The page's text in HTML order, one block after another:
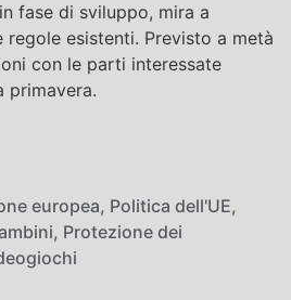
fase di sviluppo, mira a
regole esistenti. Previsto a metà
con le parti interessate
primavera.
europea, Politica dell'UE,
, Protezione dei